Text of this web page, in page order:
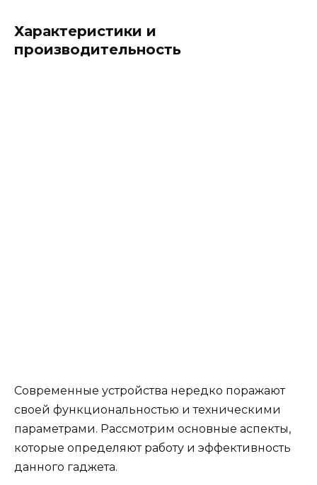
Характеристики и
производительность
Современные устройства нередко поражают
своей функциональностью и техническими
параметрами. Рассмотрим основные аспекты,
которые определяют работу и эффективность
данного гаджета.